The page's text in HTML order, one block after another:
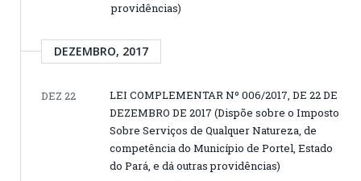
providências)
DEZEMBRO, 2017
DEZ 22
LEI COMPLEMENTAR Nº 006/2017, DE 22 DE
DEZEMBRO DE 2017 (Dispõe sobre o Imposto
Sobre Serviços de Qualquer Natureza, de
competência do Município de Portel, Estado
do Pará, e dá outras providências)